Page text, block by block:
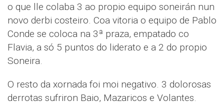
o que lle colaba 3 ao propio equipo soneirán nun
novo derbi costeiro. Coa vitoria o equipo de Pablo
Conde se coloca na 3ª praza, empatado co
Flavia, a só 5 puntos do liderato e a 2 do propio
Soneira.
O resto da xornada foi moi negativo. 3 dolorosas
derrotas sufriron Baio, Mazaricos e Volantes.